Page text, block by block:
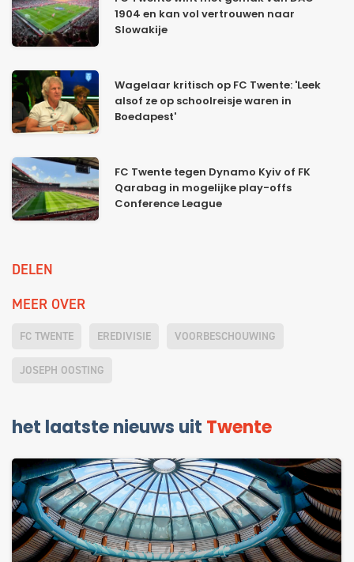
1904 en kan vol vertrouwen naar
Slowakije
Wagelaar kritisch op FC Twente: 'Leek
alsof ze op schoolreisje waren in
Boedapest'
FC Twente tegen Dynamo Kyiv of FK
Qarabag in mogelijke play-offs
Conference League
DELEN
MEER OVER
FC TWENTE EREDIVISIE VOORBESCHOUWING
JOSEPH OOSTING
het laatste nieuws uit Twente